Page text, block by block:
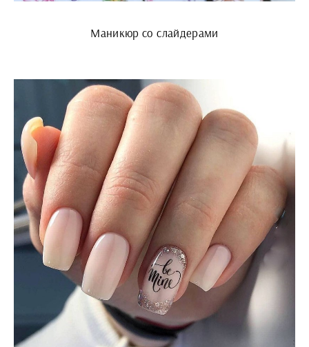
Маникюр со слайдерами